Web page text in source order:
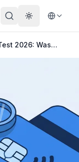
Theme
Girokonto-Test 2026: Was Stiftung Warentest empfiehlt